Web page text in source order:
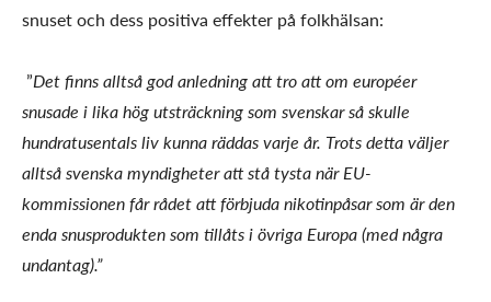
snuset och dess positiva effekter på folkhälsan:
”Det finns alltså god anledning att tro att om européer
snusade i lika hög utsträckning som svenskar så skulle
hundratusentals liv kunna räddas varje år. Trots detta väljer
alltså svenska myndigheter att stå tysta när EU-
kommissionen får rådet att förbjuda nikotinpåsar som är den
enda snusprodukten som tillåts i övriga Europa (med några
undantag).”